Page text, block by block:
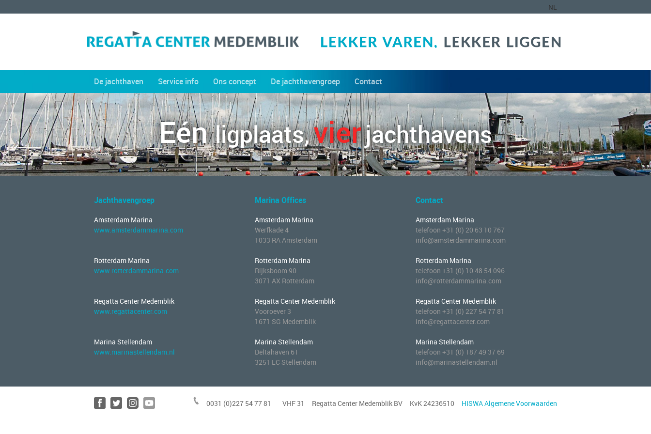
NL
De jachthaven Service info Ons concept De jachthavengroep Contact
Eénligplaats,vierjachthavens
Jachthavengroep
Amsterdam Marina
www.amsterdammarina.com
Rotterdam Marina
www.rotterdammarina.com
Regatta Center Medemblik
www.regattacenter.com
Marina Stellendam
www.marinastellendam.nl
Marina Offices
Amsterdam Marina
Werfkade 4
1033 RA Amsterdam
Rotterdam Marina
Rijksboom 90
3071 AX Rotterdam
Regatta Center Medemblik
Vooroever 3
1671 SG Medemblik
Marina Stellendam
Deltahaven 61
3251 LC Stellendam
Contact
Amsterdam Marina
telefoon +31 (0) 20 63 10 767
info@amsterdammarina.com
Rotterdam Marina
telefoon +31 (0) 10 48 54 096
info@rotterdammarina.com
Regatta Center Medemblik
telefoon +31 (0) 227 54 77 81
info@regattacenter.com
Marina Stellendam
telefoon +31 (0) 187 49 37 69
info@marinastellendam.nl
0031 (0)227 54 77 81 VHF 31 Regatta Center Medemblik BV KvK 24236510 HISWA Algemene Voorwaarden